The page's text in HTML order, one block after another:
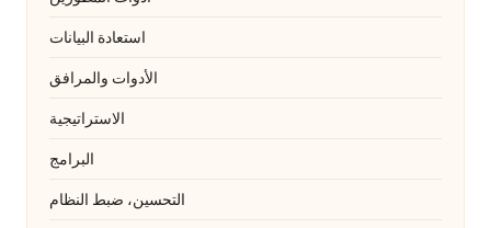
استعادة البيانات
الأدوات والمرافق
الاستراتيجية
البرامج
التحسين، ضبط النظام